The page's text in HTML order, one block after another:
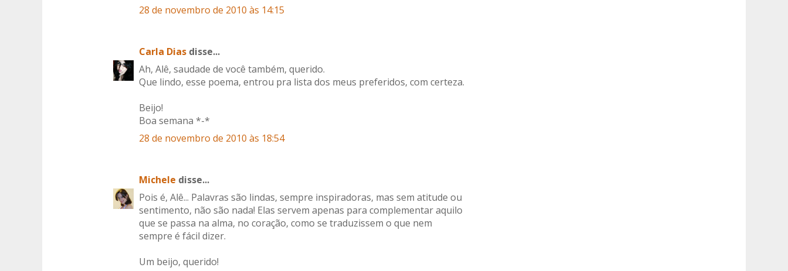
28 de novembro de 2010 às 14:15
Carla Dias disse...
Ah, Alê, saudade de você também, querido.
Que lindo, esse poema, entrou pra lista dos meus preferidos, com certeza.
Beijo!
Boa semana *-*
28 de novembro de 2010 às 18:54
Michele disse...
Pois é, Alê... Palavras são lindas, sempre inspiradoras, mas sem atitude ou
sentimento, não são nada! Elas servem apenas para complementar aquilo
que se passa na alma, no coração, como se traduzissem o que nem
sempre é fácil dizer.
Um beijo, querido!